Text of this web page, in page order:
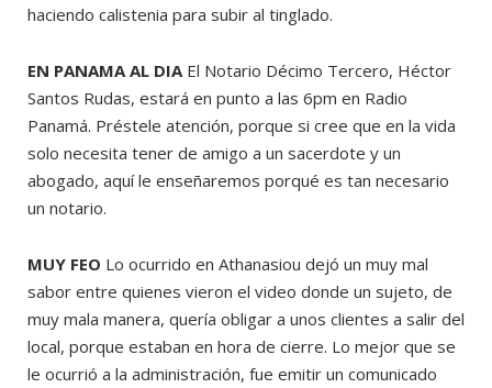
haciendo calistenia para subir al tinglado.
EN PANAMA AL DIA El Notario Décimo Tercero, Héctor
Santos Rudas, estará en punto a las 6pm en Radio
Panamá. Préstele atención, porque si cree que en la vida
solo necesita tener de amigo a un sacerdote y un
abogado, aquí le enseñaremos porqué es tan necesario
un notario.
MUY FEO Lo ocurrido en Athanasiou dejó un muy mal
sabor entre quienes vieron el video donde un sujeto, de
muy mala manera, quería obligar a unos clientes a salir del
local, porque estaban en hora de cierre. Lo mejor que se
le ocurrió a la administración, fue emitir un comunicado